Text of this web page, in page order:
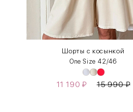
Шорты с косынкой
One Size 42/46
11 190₽ 15 990₽